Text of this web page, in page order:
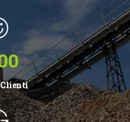
Clienti